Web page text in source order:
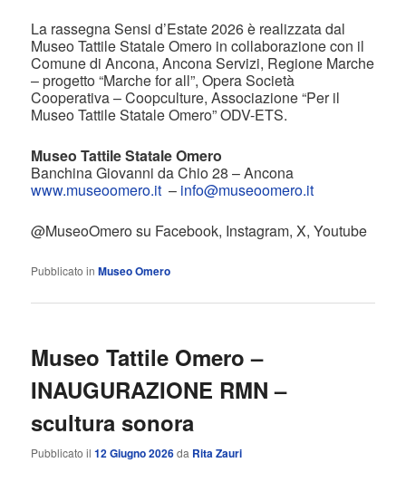
La rassegna Sensi d’Estate 2026 è realizzata dal
Museo Tattile Statale Omero in collaborazione con il
Comune di Ancona, Ancona Servizi, Regione Marche
– progetto “Marche for all”, Opera Società
Cooperativa – Coopculture, Associazione “Per il
Museo Tattile Statale Omero” ODV-ETS.
Museo Tattile Statale Omero
Banchina Giovanni da Chio 28 – Ancona
www.museoomero.it – info@museoomero.it
@MuseoOmero su Facebook, Instagram, X, Youtube
Pubblicato in Museo Omero
Museo Tattile Omero –
INAUGURAZIONE RMN –
scultura sonora
Pubblicato il12 Giugno 2026da Rita Zauri